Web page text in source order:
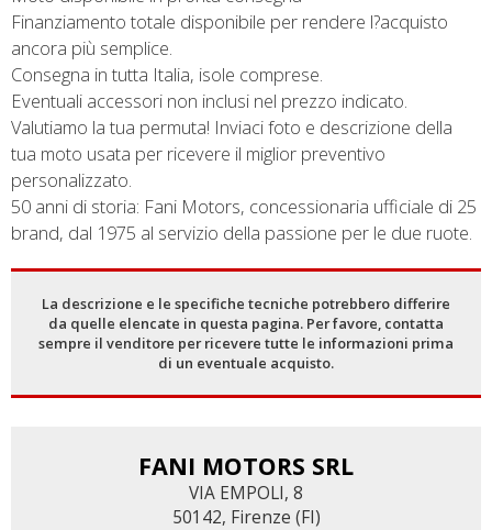
Finanziamento totale disponibile per rendere l?acquisto
ancora più semplice.
Consegna in tutta Italia, isole comprese.
Eventuali accessori non inclusi nel prezzo indicato.
Valutiamo la tua permuta! Inviaci foto e descrizione della
tua moto usata per ricevere il miglior preventivo
personalizzato.
50 anni di storia: Fani Motors, concessionaria ufficiale di 25
brand, dal 1975 al servizio della passione per le due ruote.
La descrizione e le specifiche tecniche potrebbero differire
da quelle elencate in questa pagina. Per favore, contatta
sempre il venditore per ricevere tutte le informazioni prima
di un eventuale acquisto.
FANI MOTORS SRL
VIA EMPOLI, 8
50142, Firenze (FI)